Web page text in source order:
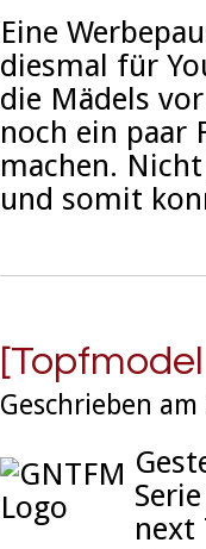
Eine
diesmal für
die Mädels
noch ein paar
machen.
und somit
Geschrieben am
next